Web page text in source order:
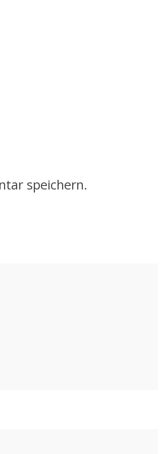
speichern.